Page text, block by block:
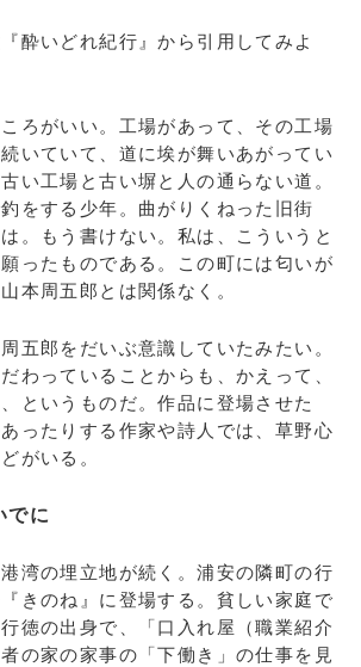
酔いどれ紀行』から引用してみよ
ろがいい。工場があって、その工場
いていて、道に埃が舞いあがってい
い工場と古い塀と人の通らない道。
をする少年。曲がりくねった旧街
。もう書けない。私は、こういうと
ったものである。この町には匂いが
本周五郎とは関係なく。
五郎をだいぶ意識していたみたい。
わっていることからも、かえって、
というものだ。作品に登場させた
ったりする作家や詩人では、草野心
がいる。
でに
湾の埋立地が続く。浦安の隣町の行
きのね』に登場する。貧しい家庭で
徳の出身で、「口入れ屋（職業紹介
の家の家事の「下働き」の仕事を見